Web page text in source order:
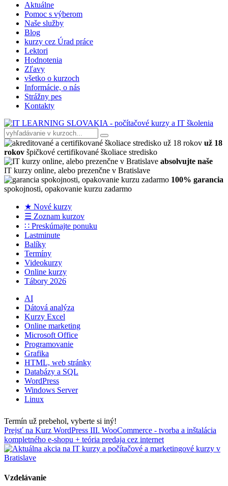
Aktuálne
Pomoc s výberom
Naše služby
Blog
kurzy cez Úrad práce
Lektori
Hodnotenia
Zľavy
všetko o kurzoch
Informácie, o nás
Strážny pes
Kontakty
už 18
rokov špičkové certifikované školiace stredisko
absolvujte naše
IT kurzy online, alebo prezenčne v Bratislave
100% garancia
spokojnosti, opakovanie kurzu zadarmo
★ Nové kurzy
☰ Zoznam kurzov
∷ Preskúmajte ponuku
Lastminute
Balíky
Termíny
Videokurzy
Online kurzy
Tábory 2026
AI
Dátová analýza
Kurzy Excel
Online marketing
Microsoft Office
Programovanie
Grafika
HTML, web stránky
Databázy a SQL
WordPress
Windows Server
Linux
Termín už prebehol, vyberte si iný!
Prejsť na Kurz WordPress III. WooCommerce - tvorba a inštalácia
kompletného e-shopu + teória predaja cez internet
Vzdelávanie